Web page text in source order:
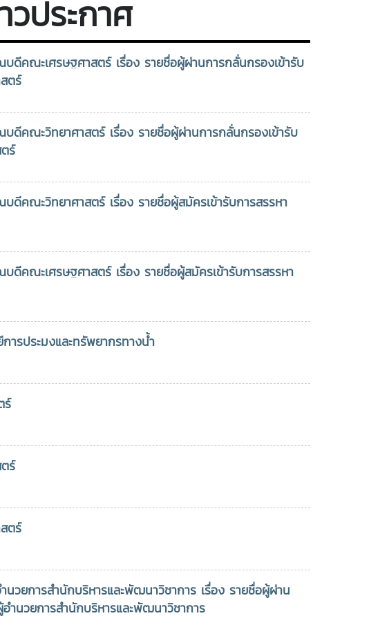
(หลักสูตรนานาชาติ) พร้อมครุย
วิทยฐานะ แด่สมเด็จพระนางเจ้า ฯ
แรงบันดาลใจให้เกิดการพัฒนา
แหล่งท่องเที่ยวเชิงวัฒนธรรม และ
ทูลกระหม่อมถวายปริญญาบัตรใน
ครั้งนี้ สะท้อนถึงพระอัจฉริยภาพ
และพระวิสัยทัศน์อันกว้างไกล ที่
ของราษฎร ควบคู่ไปกับการ
อนุรักษ์ทรัพยากรธรรมชาติและสิ่ง
แวดล้อมอย่างสมดุล ซึ่งสอดคล้อง
น
ปิด รอง
ศรีเงิน
สภา
ะผู้
มา
มด้วย
วย
รงการ
ณ
2
ตี้
ทสำคัญ
ทยาลัย
การ
รให้ข้อ
อน
เป้า
คม การ
ทวนงาน
หน้าที่ของหัวหน้าส่วน
งาน ประจำ
ปีงบประมาณ พ.ศ.
2569 ครั้งที่ 2/2569
พล ทองมา อธิการบดี
รองประธานกรรมการ
ผู้ช่วยศาสตราจารย์
ดร.ชนาพร ขันธบุตร 2)
ศาสตราจารย์ ดร.พิมพ์
ศาสตราจารย์ ดร.ปรีดา
ศรีนฤวรรณ ผู้ช่วย
ประเมินผลฯ ได้เชิญ
เพื่อนำเสนอผลการ
2569 และการพบปะพูด
คุย รับฟังปัญหาและ
อุปสรรคในการดำเนิน
คณาจารย์ บุคลากร
พร้อมด้วย ดร.ขุนศรี
องค์กรนักศึกษา ร่วม
พิธีบวงสรวงพระพิรุณ
อำมาตย์โทพระช่วง
เกษตรศิลปการ “บิดา
ทายาทอำมาตย์โทพระ
กล่าว ภาพ : FB เพจ
วประกาศ
ดีคณะเศรษฐศาสตร์ เรื่อง รายชื่อผู้ผ่านการกลั่นกรองเข้ารับ
ตร์
ดีคณะวิทยาศาสตร์ เรื่อง รายชื่อผู้ผ่านการกลั่นกรองเข้ารับ
ร์
ดีคณะวิทยาศาสตร์ เรื่อง รายชื่อผู้สมัครเข้ารับการสรรหา
ดีคณะเศรษฐศาสตร์ เรื่อง รายชื่อผู้สมัครเข้ารับการสรรหา
ารประมงและทรัพยากรทางน้ำ
ร์
ร์
ตร์
นวยการสำนักบริหารและพัฒนาวิชาการ เรื่อง รายชื่อผู้ผ่าน
ำนวยการสำนักบริหารและพัฒนาวิชาการ